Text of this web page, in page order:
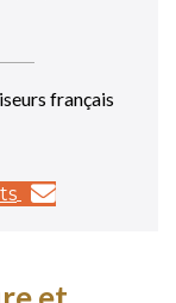
français